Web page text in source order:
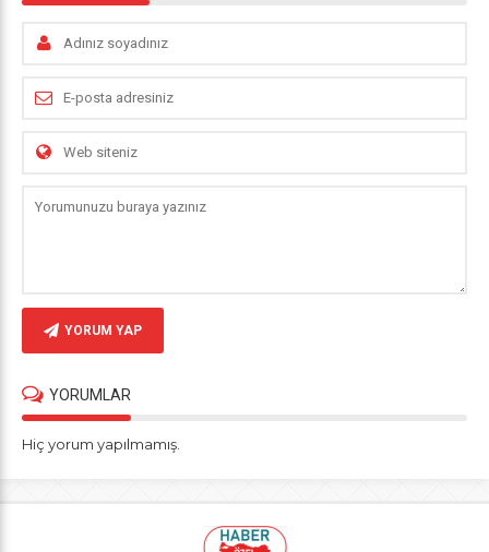
YORUM YAP
YORUMLAR
Hiç yorum yapılmamış.